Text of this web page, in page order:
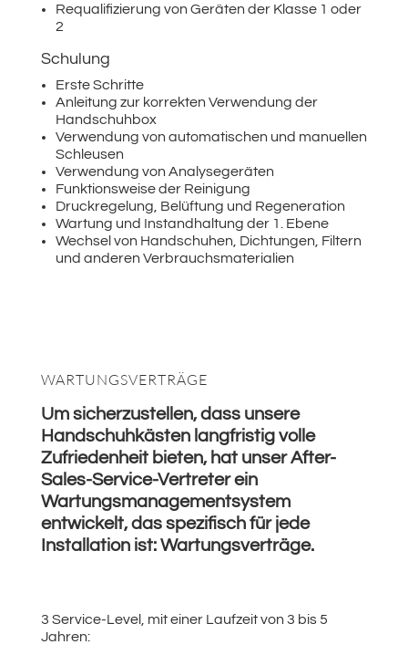
Requalifizierung von Geräten der Klasse 1 oder
2
Schulung
Erste Schritte
Anleitung zur korrekten Verwendung der
Handschuhbox
Verwendung von automatischen und manuellen
Schleusen
Verwendung von Analysegeräten
Funktionsweise der Reinigung
Druckregelung, Belüftung und Regeneration
Wartung und Instandhaltung der 1. Ebene
Wechsel von Handschuhen, Dichtungen, Filtern
und anderen Verbrauchsmaterialien
WARTUNGSVERTRÄGE
Um sicherzustellen, dass unsere
Handschuhkästen langfristig volle
Zufriedenheit bieten, hat unser After-
Sales-Service-Vertreter ein
Wartungsmanagementsystem
entwickelt, das spezifisch für jede
Installation ist: Wartungsverträge.
3 Service-Level, mit einer Laufzeit von 3 bis 5
Jahren: